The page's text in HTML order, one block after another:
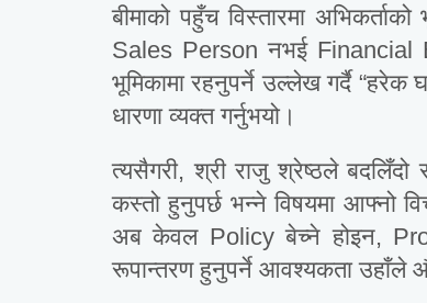
बीमाको पहुँच विस्तारमा
Sales Person नभई Financial
भूमिकामा रहनुपर्ने उल्लेख गर्दै “हरेक
धारणा व्यक्त गर्नुभयो।
त्यसैगरी, श्री राजु श्रेष्ठले
कस्तो हुनुपर्छ भन्ने विषयमा आफ्नो
अब केवल Policy बेच्ने होइन,
रूपान्तरण हुनुपर्ने आवश्यकता उहाँले